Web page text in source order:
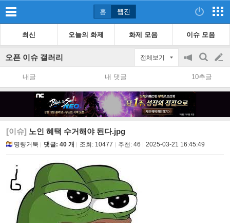
홈 웹진
최신 오늘의 화제 화제 모음 이슈 모음
오픈 이슈 갤러리 전체보기
공
지
on/off
검
색
글
쓰
내글 내 댓글 10추글
[이슈] 노인 혜택 수거해야 된다.jpg
명량거북 댓글: 40 개 조회: 10477 추천: 46 2025-03-21 16:45:49